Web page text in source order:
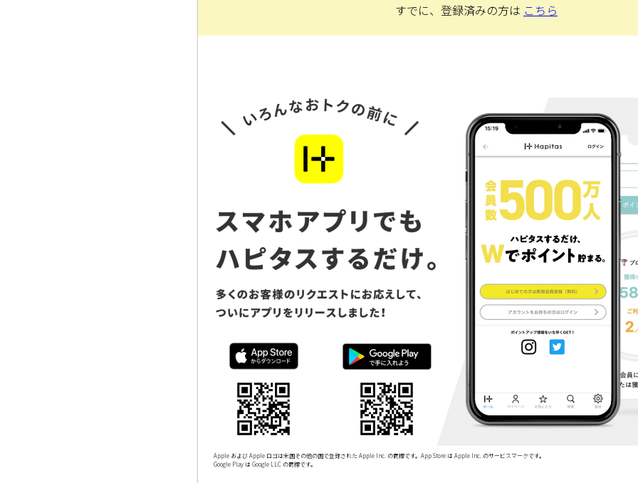
すでに、登録済みの方は こちら
Apple および Apple ロゴは米国その他の国で登録された Apple Inc. の商標です。App Store は Apple Inc. のサービスマークです。
Google Play は Google LLC の商標です。